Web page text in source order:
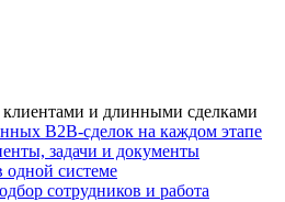
и длинными сделками
B2B-сделок на каждом этапе
задачи и документы
одной системе
сотрудников и работа